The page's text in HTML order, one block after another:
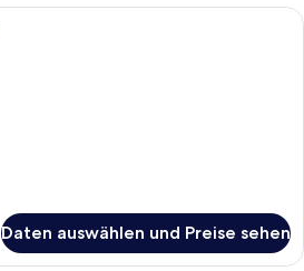
Deluxe-Doppelzimmer | Minibar,
Daten auswählen und Preise sehen